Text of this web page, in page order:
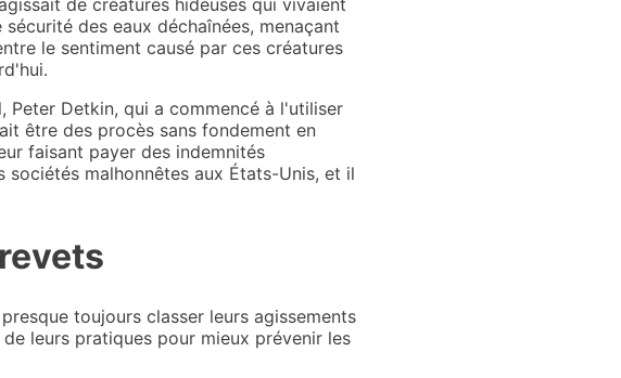
de créatures hideuses qui vivaient
des eaux déchaînées, menaçant
le sentiment causé par ces créatures
Peter Detkin, qui a commencé à l'utiliser
être des procès sans fondement en
faisant payer des indemnités
sociétés malhonnêtes aux États-Unis, et il
toujours classer leurs agissements
leurs pratiques pour mieux prévenir les